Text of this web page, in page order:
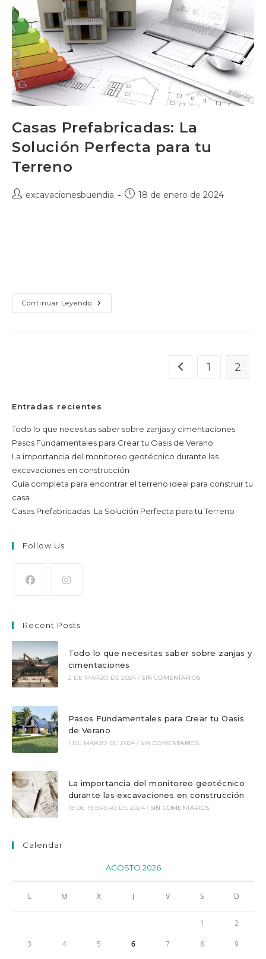
Casas Prefabricadas: La
Solución Perfecta para tu
Terreno
Autorexcavacionesbuendia
Publicación
18 de enero de 2024
Continuar Leyendo Casas
Prefabricadas:
Ir a la página anterior
1 2
Entradas recientes
Todo lo que necesitas saber sobre zanjas y cimentaciones
Pasos Fundamentales para Crear tu Oasis de Verano
La importancia del monitoreo geotécnico durante las
excavaciones en construcción
Guía completa para encontrar el terreno ideal para construir tu
casa
Casas Prefabricadas: La Solución Perfecta para tu Terreno
Follow Us
en
una
nueva
pestaña
una
nueva
pestaña
Recent Posts
Todo lo que necesitas saber sobre zanjas y
cimentaciones
2 DE MARZO DE 2024 / SIN COMENTARIOS
Pasos Fundamentales para Crear tu Oasis
de Verano
1 DE MARZO DE 2024 / SIN COMENTARIOS
La importancia del monitoreo geotécnico
durante las excavaciones en construcción
18 DE FEBRERO DE 2024 / SIN COMENTARIOS
Calendar
AGOSTO 2026
L M X J V S D
1 2
3 4 5 6 7 8 9